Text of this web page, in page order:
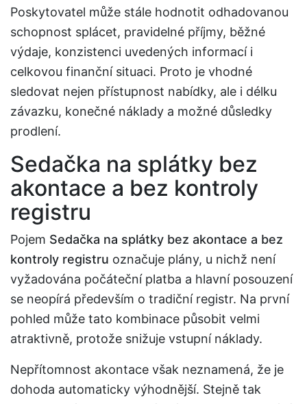
Poskytovatel může stále hodnotit odhadovanou
schopnost splácet, pravidelné příjmy, běžné
výdaje, konzistenci uvedených informací i
celkovou finanční situaci. Proto je vhodné
sledovat nejen přístupnost nabídky, ale i délku
závazku, konečné náklady a možné důsledky
prodlení.
Sedačka na splátky bez
akontace a bez kontroly
registru
Pojem Sedačka na splátky bez akontace a bez
kontroly registru označuje plány, u nichž není
vyžadována počáteční platba a hlavní posouzení
se neopírá především o tradiční registr. Na první
pohled může tato kombinace působit velmi
atraktivně, protože snižuje vstupní náklady.
Nepřítomnost akontace však neznamená, že je
dohoda automaticky výhodnější. Stejně tak